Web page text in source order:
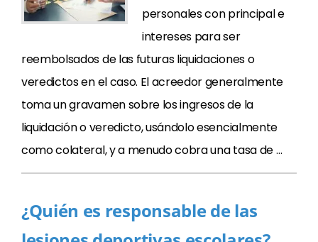
personales con principal e
intereses para ser
reembolsados de las futuras liquidaciones o
veredictos en el caso. El acreedor generalmente
toma un gravamen sobre los ingresos de la
liquidación o veredicto, usándolo esencialmente
como colateral, y a menudo cobra una tasa de …
¿Quién es responsable de las